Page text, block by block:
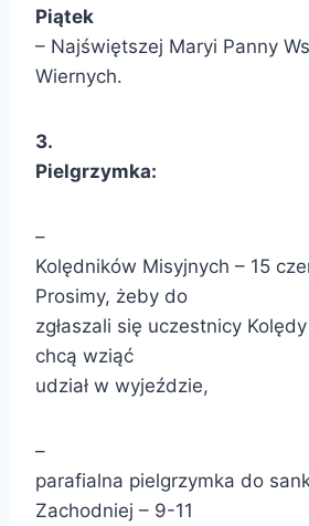
Piątek
– Najświętszej Maryi Panny
Wiernych.
3.
Pielgrzymka:
–
Kolędników Misyjnych – 15
Prosimy, żeby do
zgłaszali się uczestnicy
chcą wziąć
udział w wyjeździe,
–
parafialna pielgrzymka do
Zachodniej – 9-11